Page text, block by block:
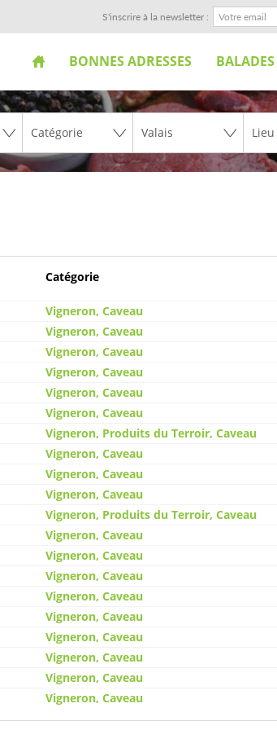
S'inscrire à la newsletter :
BONNES ADRESSES BALADES
Catégorie
Vigneron, Caveau
Vigneron, Caveau
Vigneron, Caveau
Vigneron, Caveau
Vigneron, Caveau
Vigneron, Caveau
Vigneron, Produits du Terroir, Caveau
Vigneron, Caveau
Vigneron, Caveau
Vigneron, Caveau
Vigneron, Produits du Terroir, Caveau
Vigneron, Caveau
Vigneron, Caveau
Vigneron, Caveau
Vigneron, Caveau
Vigneron, Caveau
Vigneron, Caveau
Vigneron, Caveau
Vigneron, Caveau
Vigneron, Caveau